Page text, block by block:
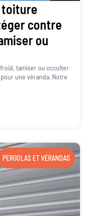
contre
ou
tamiser ou occulter
une véranda. Notre
PERGOLAS ET VÉRANDAS